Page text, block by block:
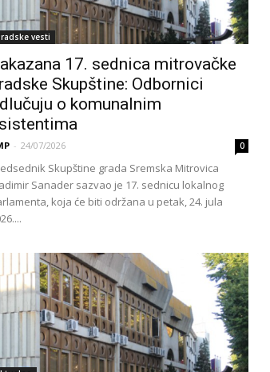
vesti
17. sednica mitrovačke
Skupštine: Odbornici
o komunalnim
- 24/07/2026 0
Skupštine grada Sremska Mitrovica
Sanader sazvao je 17. sednicu lokalnog
koja će biti održana u petak, 24. jula